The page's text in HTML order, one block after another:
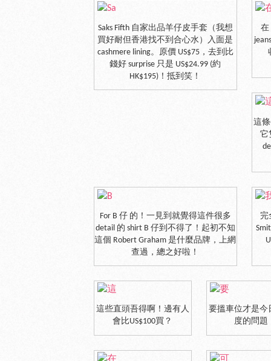
Saks Fifth 自家出品羊仔皮手套（我想
買好耐但香港找不到合心水）入面是
cashmere lining。原價 US$75，去到比
錢好 surprise 只是 US$24.99 (約
HK$195)！抵到笑！
在
這
它
For B 仔 的！一見到就覺得這件很多
detail 的 shirt B 仔到不得了！起初不知
這個 Robert Graham 是什麼品牌，上網
查過，總之好啦！
完
這些直頭吾得啊！邊有人
會比US$100買？
要搵車位才是今
度的問題